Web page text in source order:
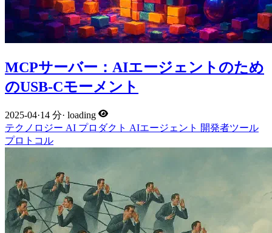
MCPサーバー：AIエージェントのため
のUSB-Cモーメント
2025-04·14 分· loading
テクノロジー AI プロダクト AIエージェント 開発者ツール
プロトコル